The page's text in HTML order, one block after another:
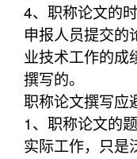
4、职称论文的
申报人员提交的
业技术工作的成
撰写的。
职称论文撰写应
1、职称论文的
实际工作，只是